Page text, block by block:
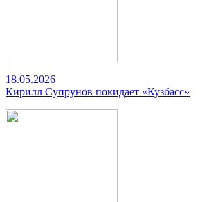
18.05.2026
Кирилл Супрунов покидает «Кузбасс»